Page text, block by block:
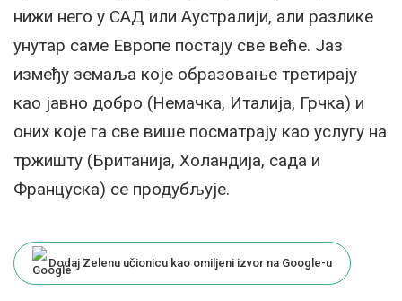
нижи него у САД или Аустралији, али разлике
унутар саме Европе постају све веће. Јаз
између земаља које образовање третирају
као јавно добро (Немачка, Италија, Грчка) и
оних које га све више посматрају као услугу на
тржишту (Британија, Холандија, сада и
Француска) се продубљује.
Dodaj Zelenu učionicu kao omiljeni izvor na Google-u